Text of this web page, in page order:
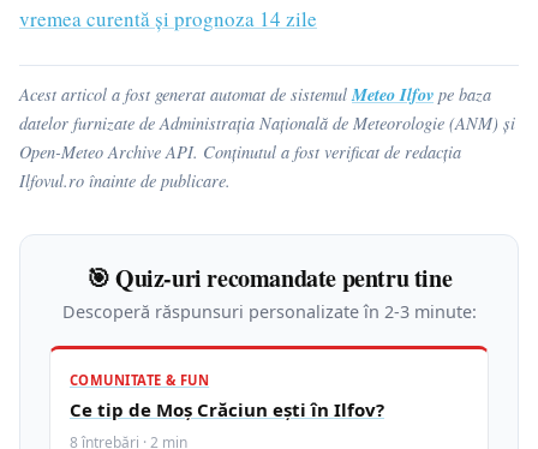
vremea curentă și prognoza 14 zile
Acest articol a fost generat automat de sistemulMeteo Ilfov pe baza
datelor furnizate de Administrația Națională de Meteorologie (ANM) și
Open-Meteo Archive API. Conținutul a fost verificat de redacția
Ilfovul.ro înainte de publicare.
🎯 Quiz-uri recomandate pentru tine
Descoperă răspunsuri personalizate în 2-3 minute:
COMUNITATE & FUN
Ce tip de Moș Crăciun ești în Ilfov?
8 întrebări · 2 min